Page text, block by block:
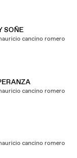
SOÑE
cancino romero
cancino romero
cancino romero